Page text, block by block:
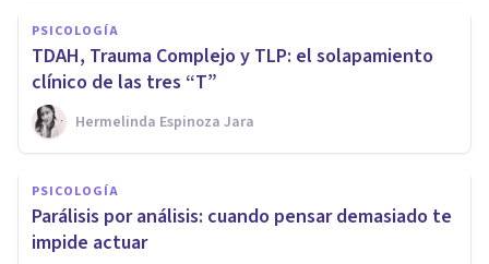
PSICOLOGÍA
TDAH, Trauma Complejo y TLP: el solapamiento
clínico de las tres “T”
Hermelinda Espinoza Jara
PSICOLOGÍA
Parálisis por análisis: cuando pensar demasiado te
impide actuar